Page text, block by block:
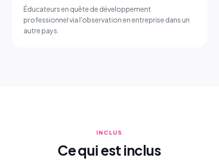
Éducateurs en quête de développement
professionnel via l'observation en entreprise dans un
autre pays.
INCLUS
Ce qui est inclus